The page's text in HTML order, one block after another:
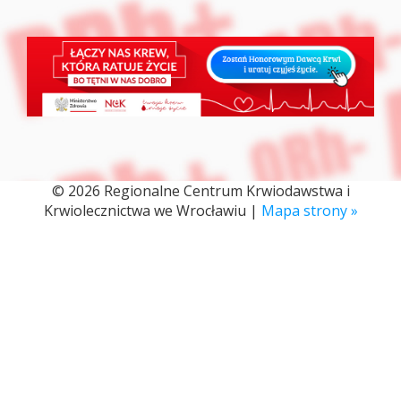
© 2026 Regionalne Centrum Krwiodawstwa i
Krwiolecznictwa we Wrocławiu | Mapa strony »